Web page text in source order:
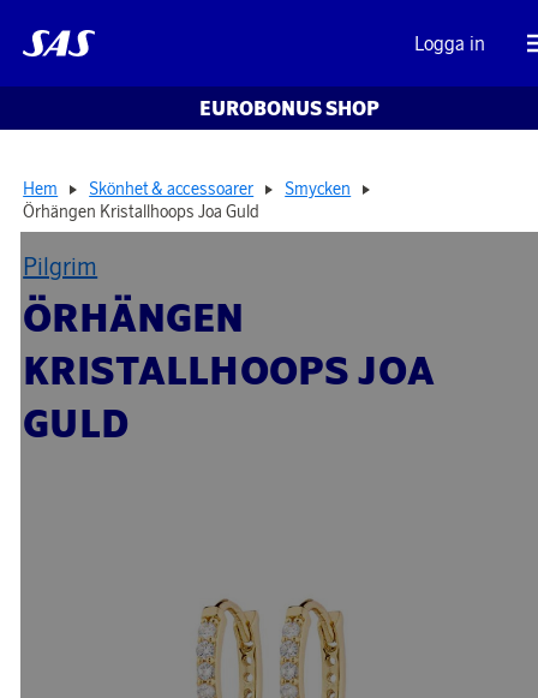
Logga in
EUROBONUS SHOP
Hem Skönhet & accessoarer
Smycken
Örhängen Kristallhoops Joa Guld
Pilgrim
ÖRHÄNGEN
KRISTALLHOOPS JOA
GULD